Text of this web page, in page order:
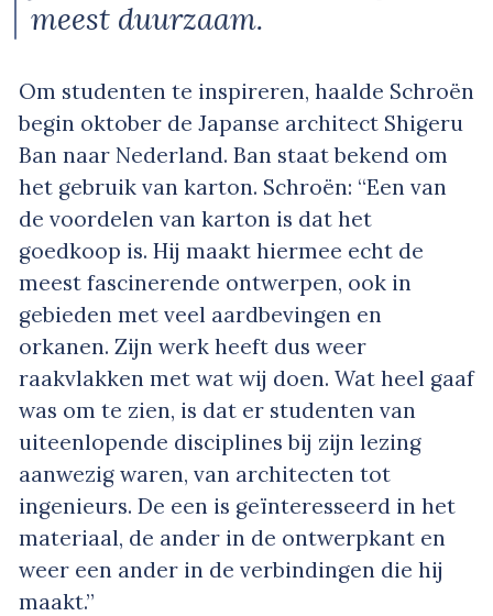
meest duurzaam.
Om studenten te inspireren, haalde Schroën
begin oktober de Japanse architect Shigeru
Ban naar Nederland. Ban staat bekend om
het gebruik van karton. Schroën: “Een van
de voordelen van karton is dat het
goedkoop is. Hij maakt hiermee echt de
meest fascinerende ontwerpen, ook in
gebieden met veel aardbevingen en
orkanen. Zijn werk heeft dus weer
raakvlakken met wat wij doen. Wat heel gaaf
was om te zien, is dat er studenten van
uiteenlopende disciplines bij zijn lezing
aanwezig waren, van architecten tot
ingenieurs. De een is geïnteresseerd in het
materiaal, de ander in de ontwerpkant en
weer een ander in de verbindingen die hij
maakt.”